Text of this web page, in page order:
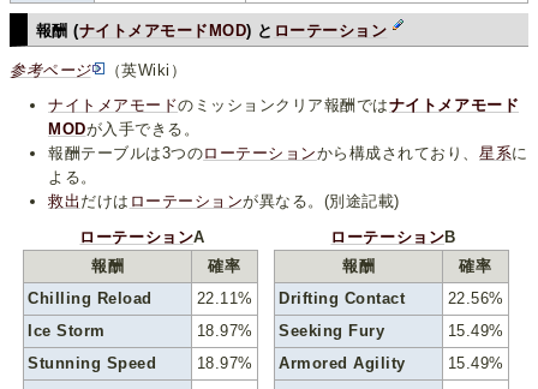
報酬 (ナイトメアモードMOD) と ローテーション
参考ページ
（英Wiki）
ナイトメアモードのミッションクリア報酬ではナイトメアモード
MODが入手できる。
報酬テーブルは3つのローテーションから構成されており、 星系に
よる。
救出 だけは ローテーションが異なる。(別途記載)
ローテーションA
報酬
確率
Chilling Reload
22.11%
Ice Storm
18.97%
Stunning Speed
18.97%
ローテーションB
報酬
確率
Drifting Contact
22.56%
Seeking Fury
15.49%
Armored Agility
15.49%